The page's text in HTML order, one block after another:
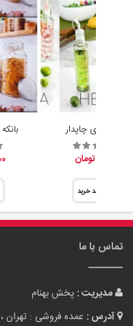
آبلیموخوری چاپدار
سبد خرید
تماس با ما
مدیریت : پخش بهنام
آدرس : عمده فروشی : تهران ،